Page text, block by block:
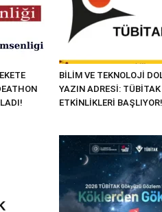
BİLİM VE TEKNOLOJİ
YAZIN ADRESİ: TÜBİTAK
ETKİNLİKLERİ BAŞLIYOR!